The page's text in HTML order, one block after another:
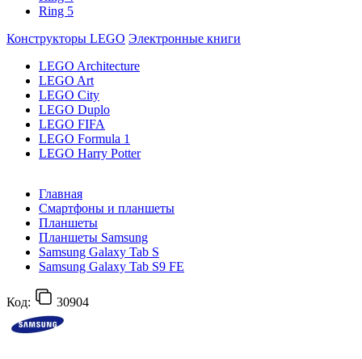
Ring 5
Конструкторы LEGO Электронные книги
LEGO Architecture
LEGO Art
LEGO City
LEGO Duplo
LEGO FIFA
LEGO Formula 1
LEGO Harry Potter
Главная
Смартфоны и планшеты
Планшеты
Планшеты Samsung
Samsung Galaxy Tab S
Samsung Galaxy Tab S9 FE
Код: 30904